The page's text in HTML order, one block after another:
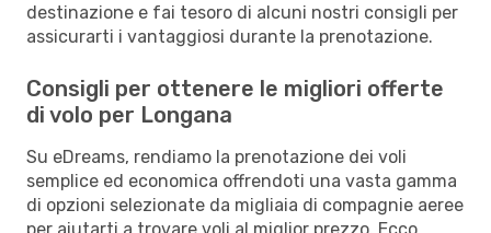
destinazione e fai tesoro di alcuni nostri consigli per
assicurarti i vantaggiosi durante la prenotazione.
Consigli per ottenere le migliori offerte
di volo per Longana
Su eDreams, rendiamo la prenotazione dei voli
semplice ed economica offrendoti una vasta gamma
di opzioni selezionate da migliaia di compagnie aeree